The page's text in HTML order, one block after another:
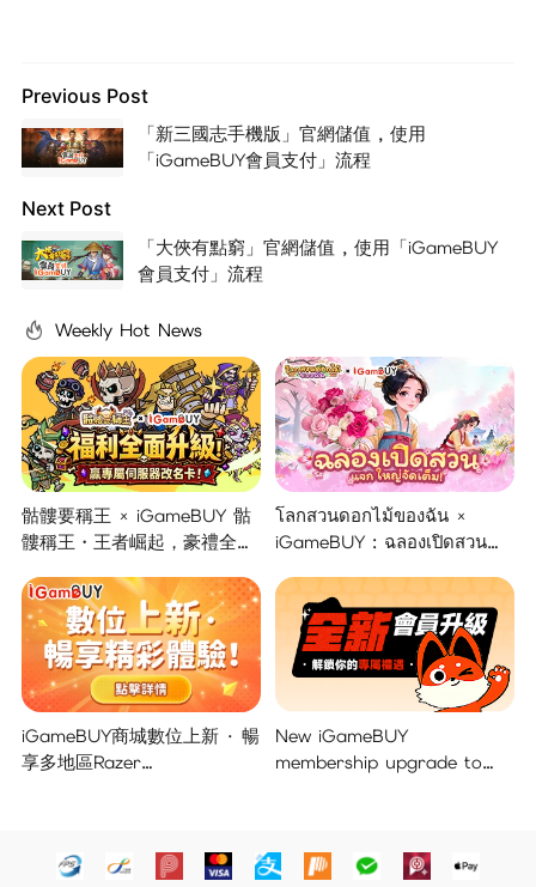
Previous Post
「新三國志手機版」官網儲值 , 使用
「iGameBUY會員支付」流程
Next Post
「大俠有點窮」官網儲值 , 使用「iGameBUY
會員支付」流程
Weekly Hot News
骷髏要稱王 × iGameBUY 骷
髏稱王・王者崛起，豪禮全面
โลกสวนดอกไม้ของฉัน ×
iGameBUY : ฉลองเปิดสวน
iGameBUY商城數位上新 · 暢
享多地區Razer
New iGameBUY
membership upgrade to